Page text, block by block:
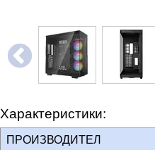
Характеристики:
ПРОИЗВОДИТЕЛ